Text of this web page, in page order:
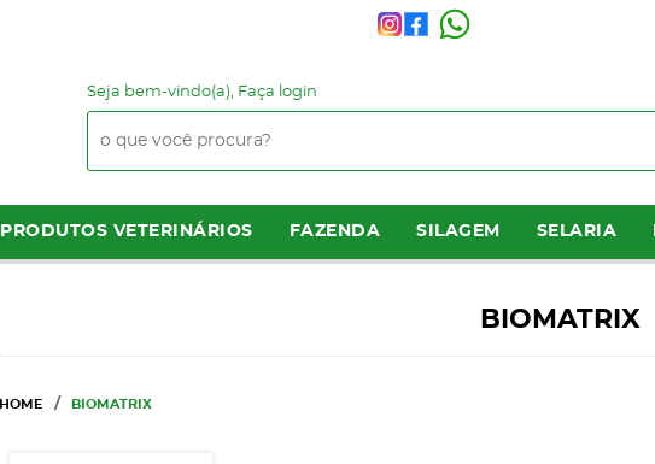
Seja bem-vindo(a), Faça login
PRODUTOS VETERINÁRIOS FAZENDA SILAGEM SELARIA
BIOMATRIX
HOME BIOMATRIX